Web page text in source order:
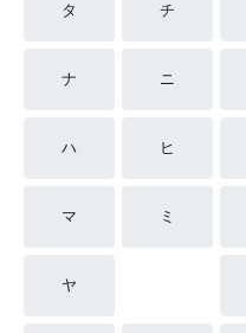
タ チ
ナ ニ
ハ ヒ
マ ミ
ヤ